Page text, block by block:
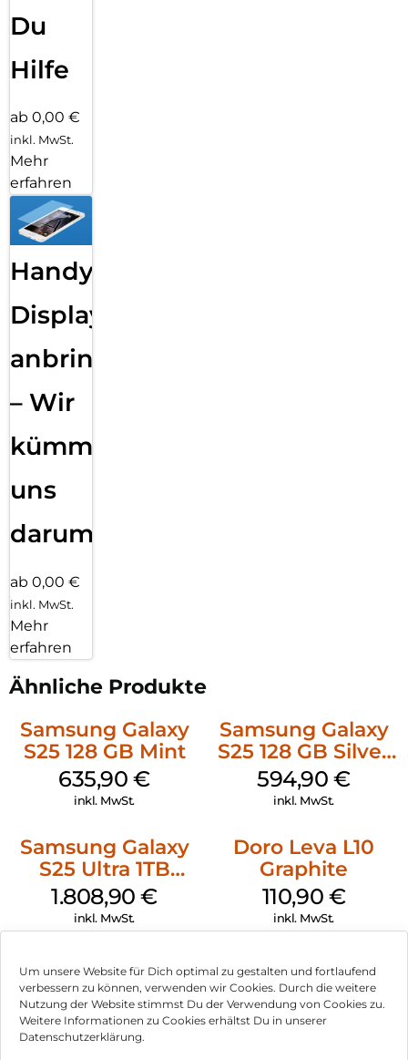
Um unsere Website für Dich optimal zu gestalten und fortlaufend
verbessern zu können, verwenden wir Cookies. Durch die weitere
Nutzung der Website stimmst Du der Verwendung von Cookies zu.
Weitere Informationen zu Cookies erhältst Du in unserer
Datenschutzerklärung.
Du
Hilfe
ab 0,00 €
inkl. MwSt.
Mehr
erfahren
Handy
Displayfolie
anbringen
– Wir
kümmern
uns
darum!
ab 0,00 €
inkl. MwSt.
Mehr
erfahren
Ähnliche Produkte
Samsung Galaxy
S25 128 GB Mint
635,90€
inkl. MwSt.
Samsung Galaxy
S25 128 GB Silver
Shadow
594,90€
inkl. MwSt.
Samsung Galaxy
S25 Ultra 1TB
Titanium Black
1.808,90€
inkl. MwSt.
Doro Leva L10
Graphite
110,90 €
inkl. MwSt.
Nothing Phone
(3a) Pro 256 GB
Grey
430,90€
inkl. MwSt.
Crosscall Stellar-
M6 128 GB
Schwarz
407,90€